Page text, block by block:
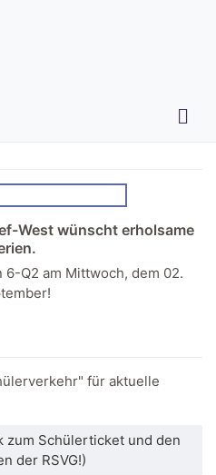
West wünscht erholsame
Q2 am Mittwoch, dem 02.
für aktuelle
zum Schülerticket und den
der RSVG!)